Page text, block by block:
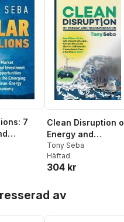
7
in
Clean Disruption
Energy and
Transportation:
How Silicon Valley
Will Make Oil,
Gas, Coal, Electric
Conventional Cars
Tony Seba
Häftad
304 kr
av